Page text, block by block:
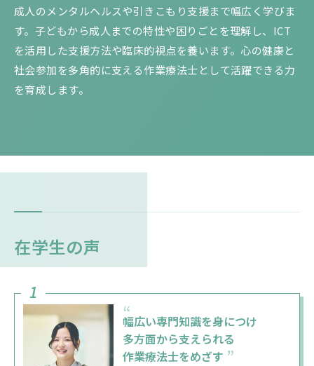
成人のメンタルヘルスや引きこもり支援まで幅広く学びま
す。子どもから成人までの特性や困りごとを理解し、ICT
を活用した支援方法や臨床的視点を養います。心の健康と
社会参加を多角的に支える作業療法士として活躍できる力
を育成します。
在学生の声
1
“
幅広い専門知識を身につけ
多方面から支えられる
作業療法士をめざす